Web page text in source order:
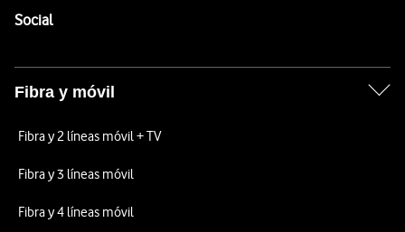
SocialEnlaces a las redes sociales de Vodafone
Fibra y móvil
Fibra y 2 líneas móvil + TV
Fibra y 3 líneas móvil
Fibra y 4 líneas móvil